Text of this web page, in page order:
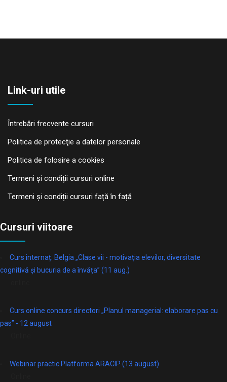
Link-uri utile
Întrebări frecvente cursuri
Politica de protecţie a datelor personale
Politica de folosire a cookies
Termeni și condiții cursuri online
Termeni și condiții cursuri față în față
Cursuri viitoare
Curs internaț. Belgia „Clase vii - motivația elevilor, diversitate
cognitivă și bucuria de a învăța” (11 aug.)
Curs online concurs directori „Planul managerial: elaborare pas cu
pas” - 12 august
Webinar practic Platforma ARACIP (13 august)